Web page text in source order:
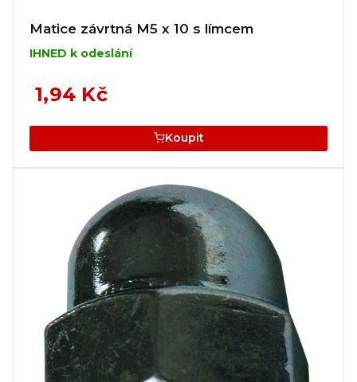
Matice závrtná M5 x 10 s límcem
IHNED k odeslání
1,94 Kč
Koupit